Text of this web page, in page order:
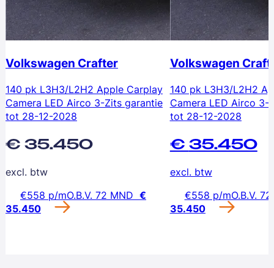
Volkswagen Crafter
140 pk L3H3/L2H2 Apple Carplay
Camera LED Airco 3-Zits garantie
tot 28-12-2028
€ 35.450
excl. btw
€558 p/mO.B.V. 72 MND €
35.450
Volkswagen
140 pk L3H3/L2H2
Camera LED Airco 3-
tot 28-12-2028
€ 35.450
excl. btw
€558 p/mO.B.V. 72
35.450